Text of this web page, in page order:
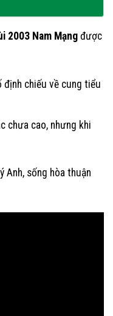
2003 Nam Mạng được
định chiếu về cung tiểu
chưa cao, nhưng khi
Anh, sống hòa thuận